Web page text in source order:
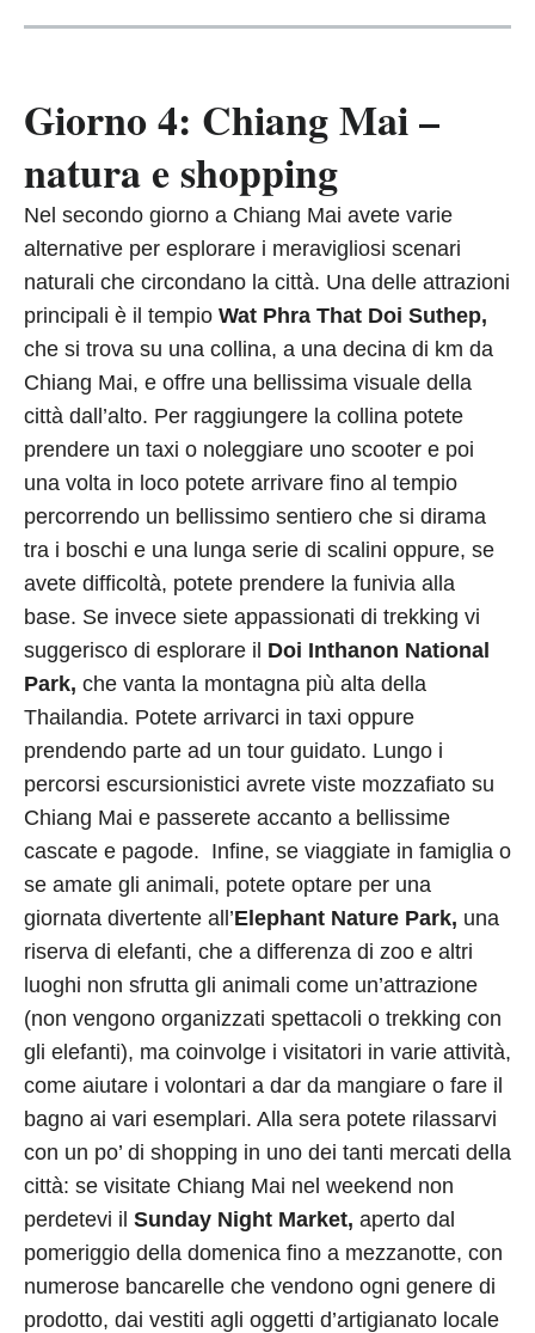
Giorno 4: Chiang Mai –
natura e shopping
Nel secondo giorno a Chiang Mai avete varie
alternative per esplorare i meravigliosi scenari
naturali che circondano la città. Una delle attrazioni
principali è il tempio Wat Phra That Doi Suthep,
che si trova su una collina, a una decina di km da
Chiang Mai, e offre una bellissima visuale della
città dall’alto. Per raggiungere la collina potete
prendere un taxi o noleggiare uno scooter e poi
una volta in loco potete arrivare fino al tempio
percorrendo un bellissimo sentiero che si dirama
tra i boschi e una lunga serie di scalini oppure, se
avete difficoltà, potete prendere la funivia alla
base. Se invece siete appassionati di trekking vi
suggerisco di esplorare il Doi Inthanon National
Park, che vanta la montagna più alta della
Thailandia. Potete arrivarci in taxi oppure
prendendo parte ad un tour guidato. Lungo i
percorsi escursionistici avrete viste mozzafiato su
Chiang Mai e passerete accanto a bellissime
cascate e pagode. Infine, se viaggiate in famiglia o
se amate gli animali, potete optare per una
giornata divertente all’Elephant Nature Park, una
riserva di elefanti, che a differenza di zoo e altri
luoghi non sfrutta gli animali come un’attrazione
(non vengono organizzati spettacoli o trekking con
gli elefanti), ma coinvolge i visitatori in varie attività,
come aiutare i volontari a dar da mangiare o fare il
bagno ai vari esemplari. Alla sera potete rilassarvi
con un po’ di shopping in uno dei tanti mercati della
città: se visitate Chiang Mai nel weekend non
perdetevi il Sunday Night Market, aperto dal
pomeriggio della domenica fino a mezzanotte, con
numerose bancarelle che vendono ogni genere di
prodotto, dai vestiti agli oggetti d’artigianato locale